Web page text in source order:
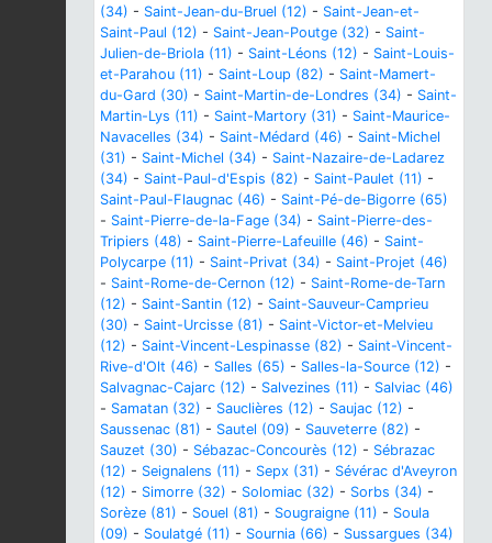
(34) - Saint-Jean-du-Bruel (12) - Saint-Jean-et-
Saint-Paul (12) - Saint-Jean-Poutge (32) - Saint-
Julien-de-Briola (11) - Saint-Léons (12) - Saint-Louis-
et-Parahou (11) - Saint-Loup (82) - Saint-Mamert-
du-Gard (30) - Saint-Martin-de-Londres (34) - Saint-
Martin-Lys (11) - Saint-Martory (31) - Saint-Maurice-
Navacelles (34) - Saint-Médard (46) - Saint-Michel
(31) - Saint-Michel (34) - Saint-Nazaire-de-Ladarez
(34) - Saint-Paul-d'Espis (82) - Saint-Paulet (11) -
Saint-Paul-Flaugnac (46) - Saint-Pé-de-Bigorre (65)
- Saint-Pierre-de-la-Fage (34) - Saint-Pierre-des-
Tripiers (48) - Saint-Pierre-Lafeuille (46) - Saint-
Polycarpe (11) - Saint-Privat (34) - Saint-Projet (46)
- Saint-Rome-de-Cernon (12) - Saint-Rome-de-Tarn
(12) - Saint-Santin (12) - Saint-Sauveur-Camprieu
(30) - Saint-Urcisse (81) - Saint-Victor-et-Melvieu
(12) - Saint-Vincent-Lespinasse (82) - Saint-Vincent-
Rive-d'Olt (46) - Salles (65) - Salles-la-Source (12) -
Salvagnac-Cajarc (12) - Salvezines (11) - Salviac (46)
- Samatan (32) - Sauclières (12) - Saujac (12) -
Saussenac (81) - Sautel (09) - Sauveterre (82) -
Sauzet (30) - Sébazac-Concourès (12) - Sébrazac
(12) - Seignalens (11) - Sepx (31) - Sévérac d'Aveyron
(12) - Simorre (32) - Solomiac (32) - Sorbs (34) -
Sorèze (81) - Souel (81) - Sougraigne (11) - Soula
(09) - Soulatgé (11) - Sournia (66) - Sussargues (34)